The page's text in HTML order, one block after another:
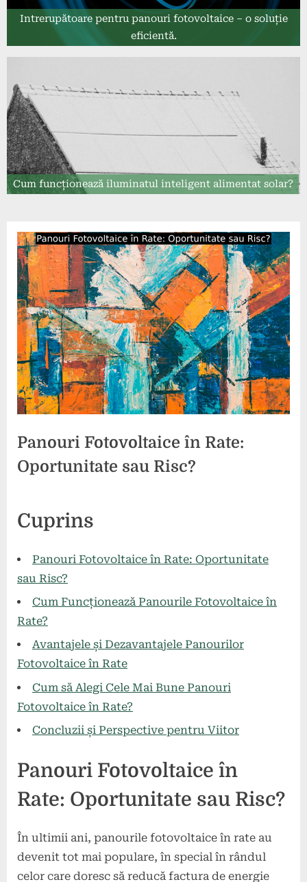
Intrerupătoare pentru panouri fotovoltaice – o soluție
eficientă.
Cum funcționează iluminatul inteligent alimentat solar?
Panouri Fotovoltaice în Rate:
Oportunitate sau Risc?
on
mai
comentarii la
Fotovoltaice
Oportunitate
Cuprins
Panouri Fotovoltaice în Rate: Oportunitate
sau Risc?
Cum Funcționează Panourile Fotovoltaice în
Rate?
Avantajele și Dezavantajele Panourilor
Fotovoltaice în Rate
Cum să Alegi Cele Mai Bune Panouri
Fotovoltaice în Rate?
Concluzii și Perspective pentru Viitor
Panouri Fotovoltaice în
Rate: Oportunitate sau Risc?
În ultimii ani, panourile fotovoltaice în rate au
devenit tot mai populare, în special în rândul
celor care doresc să reducă factura de energie